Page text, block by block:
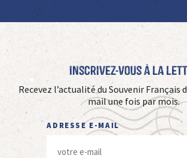
Inscrivez-vous à La
Recevez l’actualité du Souvenir Français
mail une fois par mois.
ADRESSE E-MAIL